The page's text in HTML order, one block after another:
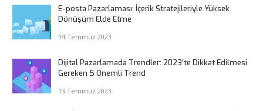
E-posta Pazarlaması: İçerik Stratejileriyle Yüksek
Dönüşüm Elde Etme
14 Temmuz 2023
Dijital Pazarlamada Trendler: 2023’te Dikkat Edilmesi
Gereken 5 Önemli Trend
13 Temmuz 2023